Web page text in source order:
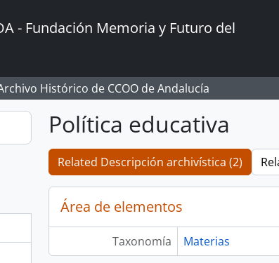
- Fundación Memoria y Futuro del
Histórico de CCOO de Andalucía
Política educativa
Related Descripción archivística (2)
Área de elementos
Taxonomía Materias